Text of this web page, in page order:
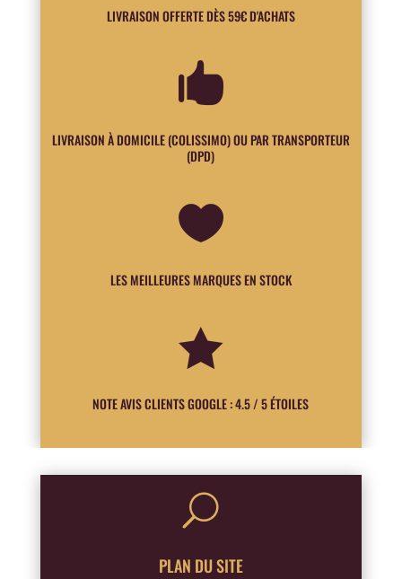
LIVRAISON OFFERTE DÈS 59€ D'ACHATS

LIVRAISON À DOMICILE (COLISSIMO) OU PAR TRANSPORTEUR
(DPD)

LES MEILLEURES MARQUES EN STOCK

NOTE AVIS CLIENTS GOOGLE : 4.5 / 5 ÉTOILES
U
PLAN DU SITE